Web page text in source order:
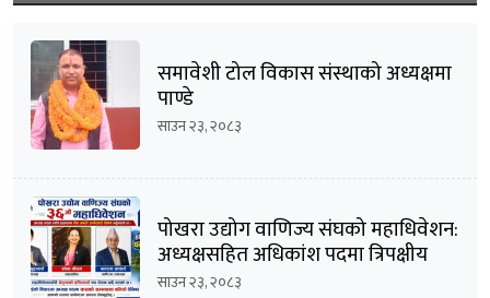
समावेशी टोल विकास संस्थाको अध्यक्षमा
पाण्डे
साउन २३, २०८३
पोखरा उद्योग वाणिज्य संघको महाधिवेशन:
अध्यक्षसहित अधिकांश पदमा त्रिपक्षीय
भिडन्तको सम्भावना
साउन २३, २०८३